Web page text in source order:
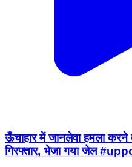
ऊँचाहार में जानलेवा हमला
गिरफ्तार, भेजा गया जेल